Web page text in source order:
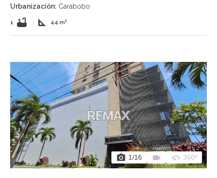
Urbanización: Carabobo
1 bathtub square_foot 44 m²
photo_camera 1/16 videocam 360 360º